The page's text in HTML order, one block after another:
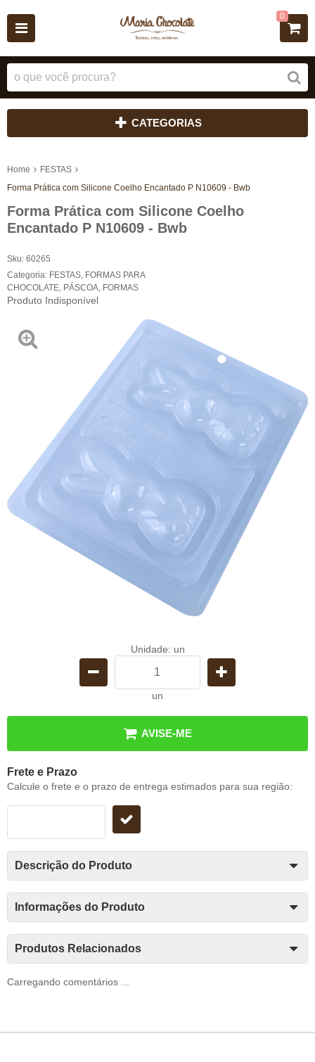
0
CATEGORIAS
Home
FESTAS
Forma Prática com Silicone Coelho Encantado P N10609 - Bwb
Forma Prática com Silicone Coelho
Encantado P N10609 - Bwb
Sku: 60265
Categoria: FESTAS FORMAS PARA
CHOCOLATE PÁSCOA FORMAS
Produto Indisponível
Unidade: un
un
AVISE-ME
Frete e Prazo
Calcule o frete e o prazo de entrega estimados para sua região:
Descrição do Produto
Informações do Produto
Produtos Relacionados
Carregando comentários ...